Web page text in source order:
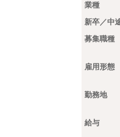
業種
新卒／中
募集職種
雇用形態
勤務地
給与